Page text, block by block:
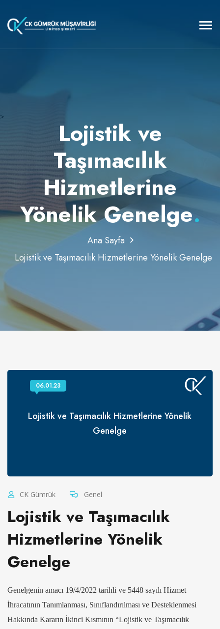
>
Lojistik ve
Taşımacılık
Hizmetlerine
Yönelik Genelge.
Ana Sayfa
Lojistik ve Taşımacılık Hizmetlerine Yönelik Genelge
Lojistik ve Taşımacılık Hizmetlerine Yönelik
Genelge
06.01.23
CK Gümrük Genel
Lojistik ve Taşımacılık
Hizmetlerine Yönelik
Genelge
Genelgenin amacı 19/4/2022 tarihli ve 5448 sayılı Hizmet
İhracatının Tanımlanması, Sınıflandırılması ve Desteklenmesi
Hakkında Kararın İkinci Kısmının “Lojistik ve Taşımacılık